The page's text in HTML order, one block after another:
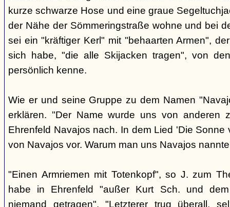
kurze schwarze Hose und eine graue
der Nähe der Sömmeringstraße wohne und bei
sei ein "kräftiger Kerl" mit "behaarten Armen",
sich habe, "die alle Skijacken tragen", von
persönlich kenne.
Wie er und seine Gruppe zu dem Namen
erklären. "Der Name wurde uns von anderen
Ehrenfeld Navajos nach. In dem Lied 'Die Sonne
von Navajos vor. Warum man uns Navajos
"Einen Armriemen mit Totenkopf", so J. zum
habe in Ehrenfeld "außer Kurt Sch. und
niemand getragen". "Letzterer trug überall,